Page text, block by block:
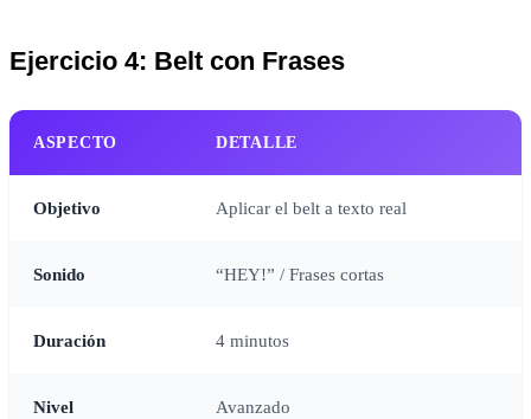
Ejercicio 4: Belt con Frases
ASPECTO DETALLE
Objetivo Aplicar el belt a texto real
Sonido “HEY!” / Frases cortas
Duración 4 minutos
Nivel Avanzado